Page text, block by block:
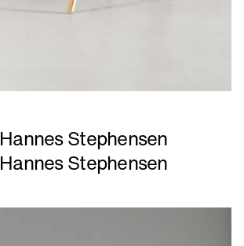
Hannes Stephensen
Hannes Stephensen